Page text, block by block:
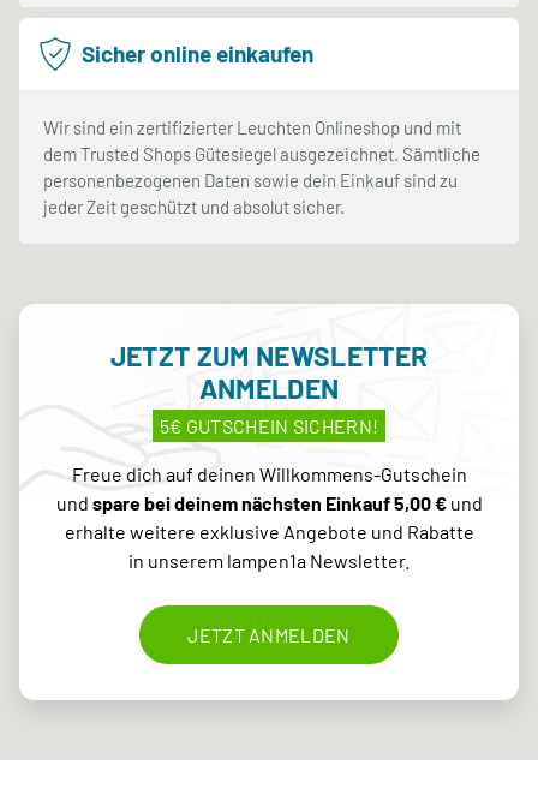
Sicher online einkaufen
Wir sind ein zertifizierter Leuchten Onlineshop und mit
dem Trusted Shops Gütesiegel ausgezeichnet. Sämtliche
personenbezogenen Daten sowie dein Einkauf sind zu
jeder Zeit geschützt und absolut sicher.
JETZT ZUM NEWSLETTER
ANMELDEN
5€ GUTSCHEIN SICHERN!
Freue dich auf deinen Willkommens-Gutschein
und spare bei deinem nächsten Einkauf 5,00 €und
erhalte weitere exklusive Angebote und Rabatte
in unserem lampen1a Newsletter.
JETZT ANMELDEN